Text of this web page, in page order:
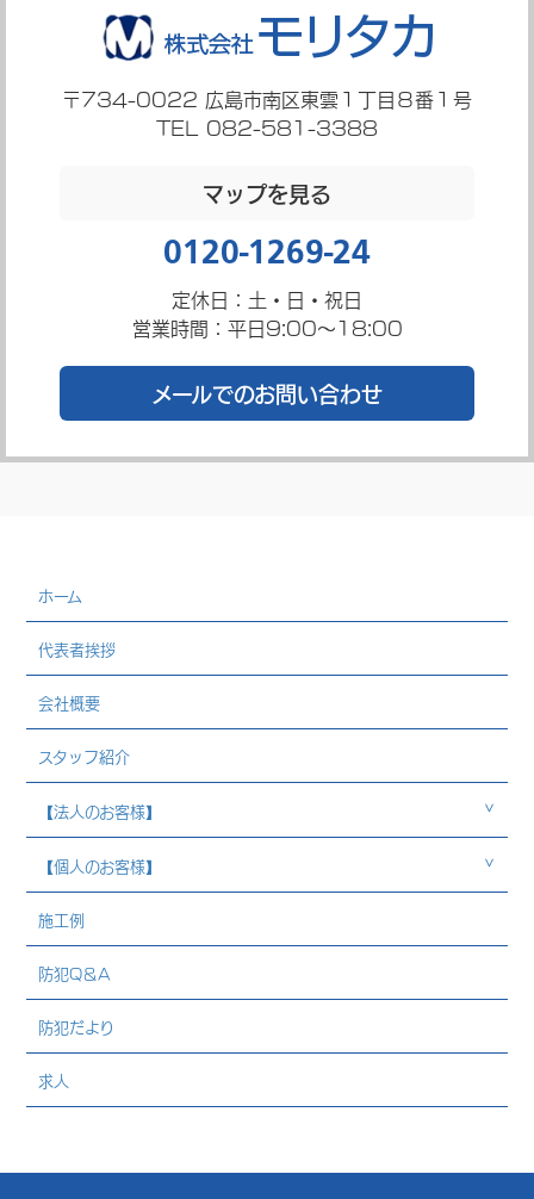
〒734-0022 広島市南区東雲１丁目８番１号
TEL 082-581-3388
マップを見る
0120-1269-24
定休日：土・日・祝日
営業時間：平日9:00～18:00
メールでのお問い合わせ
ホーム
代表者挨拶
会社概要
スタッフ紹介
【法人のお客様】
【個人のお客様】
施工例
防犯Q＆A
防犯だより
求人